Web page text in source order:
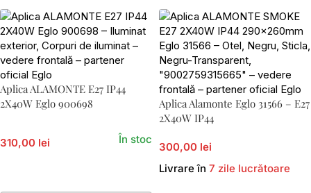
Aplica ALAMONTE E27 IP44
2X40W Eglo 900698
310,00 lei În stoc
Aplica Alamonte Eglo 31566 – E27
2X40W IP44
300,00 lei
Livrare în 7 zile lucrătoare